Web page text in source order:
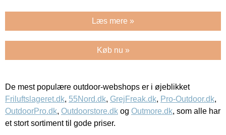
Læs mere »
Køb nu »
De mest populære outdoor-webshops er i øjeblikket
Friluftslageret.dk, 55Nord.dk, GrejFreak.dk, Pro-Outdoor.dk,
OutdoorPro.dk, Outdoorstore.dk og Outmore.dk, som alle har
et stort sortiment til gode priser.